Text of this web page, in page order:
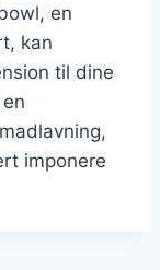
en
kan
til dine
imponere